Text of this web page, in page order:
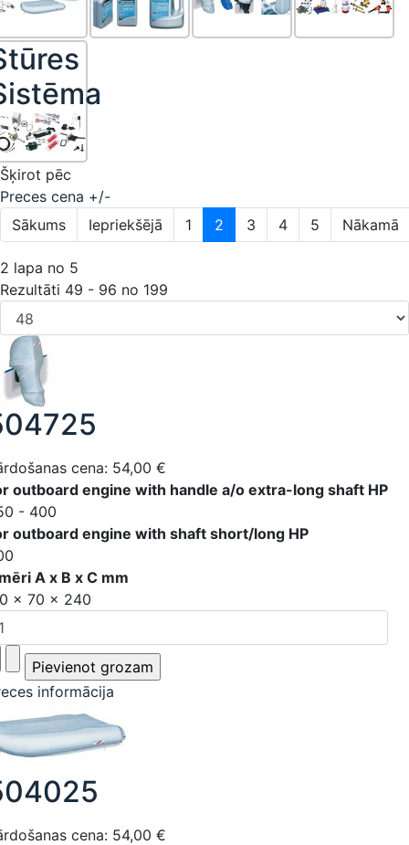
Šķirot pēc
Preces cena +/-
Sākums
Iepriekšējā 1 2 3 4 5 Nākamā
2 lapa no 5
Rezultāti 49 - 96 no 199
cena: 54,00 €
outboard engine with handle a/o extra-long shaft HP
- 400
outboard engine with shaft short/long HP
A x B x C mm
x 70 x 240
informācija
cena: 54,00 €